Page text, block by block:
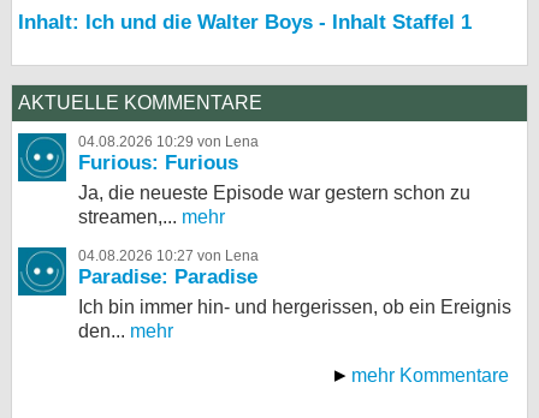
Inhalt: Ich und die Walter Boys - Inhalt Staffel 1
AKTUELLE KOMMENTARE
04.08.2026 10:29 von Lena
Furious: Furious
Ja, die neueste Episode war gestern schon zu
streamen,... mehr
04.08.2026 10:27 von Lena
Paradise: Paradise
Ich bin immer hin- und hergerissen, ob ein Ereignis
den... mehr
mehr Kommentare